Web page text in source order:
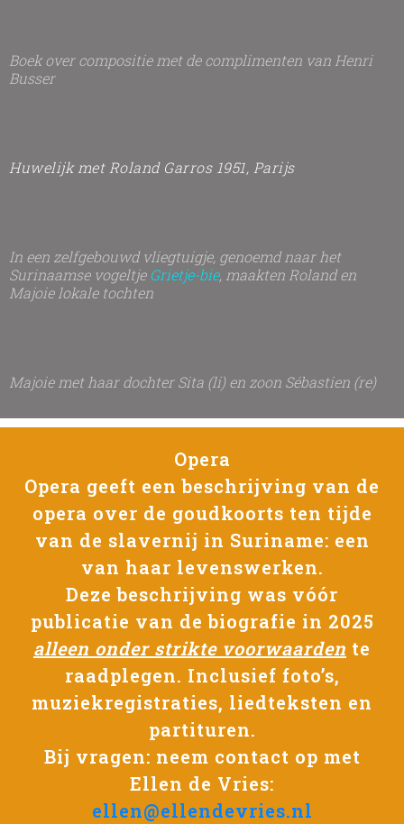
Boek over compositie met de complimenten van Henri
Busser
Huwelijk met Roland Garros 1951, Parijs
In een zelfgebouwd vliegtuigje, genoemd naar het
Surinaamse vogeltje Grietje-bie, maakten Roland en
Majoie lokale tochten
Majoie met haar dochter Sita (li) en zoon Sébastien (re)
Opera
Opera geeft een beschrijving van de
opera over de goudkoorts ten tijde
van de slavernij in Suriname: een
van haar levenswerken.
Deze beschrijving was vóór
publicatie van de biografie in 2025
alleen onder strikte voorwaarden te
raadplegen. Inclusief foto’s,
muziekregistraties, liedteksten en
partituren.
Bij vragen: neem contact op met
Ellen de Vries:
ellen@ellendevries.nl